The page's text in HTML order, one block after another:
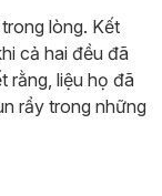
lòng. Kết
cả hai đều đã
rằng, liệu họ đã
rẩy trong những